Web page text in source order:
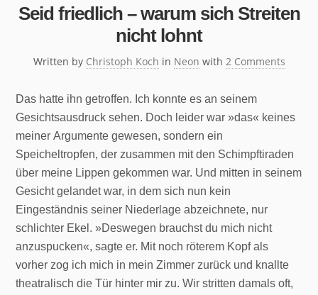
Seid friedlich – warum sich Streiten
nicht lohnt
Written by Christoph Koch in Neon with 2 Comments
Das hatte ihn getroffen. Ich konnte es an seinem
Gesichtsausdruck sehen. Doch leider war »das« keines
meiner Argumente gewesen, sondern ein
Speicheltropfen, der zusammen mit den Schimpftiraden
über meine Lippen gekommen war. Und mitten in seinem
Gesicht gelandet war, in dem sich nun kein
Eingeständnis seiner Niederlage abzeichnete, nur
schlichter Ekel. »Deswegen brauchst du mich nicht
anzuspucken«, sagte er. Mit noch röterem Kopf als
vorher zog ich mich in mein Zimmer zurück und knallte
theatralisch die Tür hinter mir zu. Wir stritten damals oft,